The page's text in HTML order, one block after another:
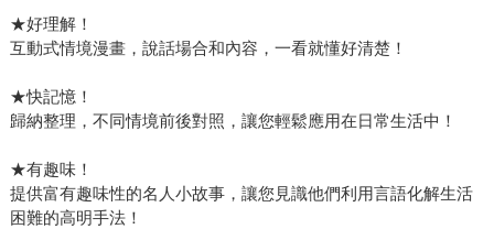
★好理解！
互動式情境漫畫，說話場合和內容，一看就懂好清楚！
★快記憶！
歸納整理，不同情境前後對照，讓您輕鬆應用在日常生活中！
★有趣味！
提供富有趣味性的名人小故事，讓您見識他們利用言語化解生活
困難的高明手法！